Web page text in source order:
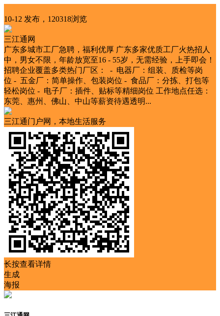
10-12 发布，120318浏览
三江通网
广东多城市工厂急聘，福利优厚 广东多家优质工厂火热招人
中，男女不限，年龄放宽至16 - 55岁，无需经验，上手即会！
招聘企业覆盖多类热门厂区： - 电器厂：组装、质检等岗
位 - 五金厂：简单操作、包装岗位 - 食品厂：分拣、打包等
轻松岗位 - 电子厂：插件、贴标等精细岗位 工作地点任选：
东莞、惠州、佛山、中山等薪资待遇透明...
三江通门户网，本地生活服务
长按查看详情
生成
海报